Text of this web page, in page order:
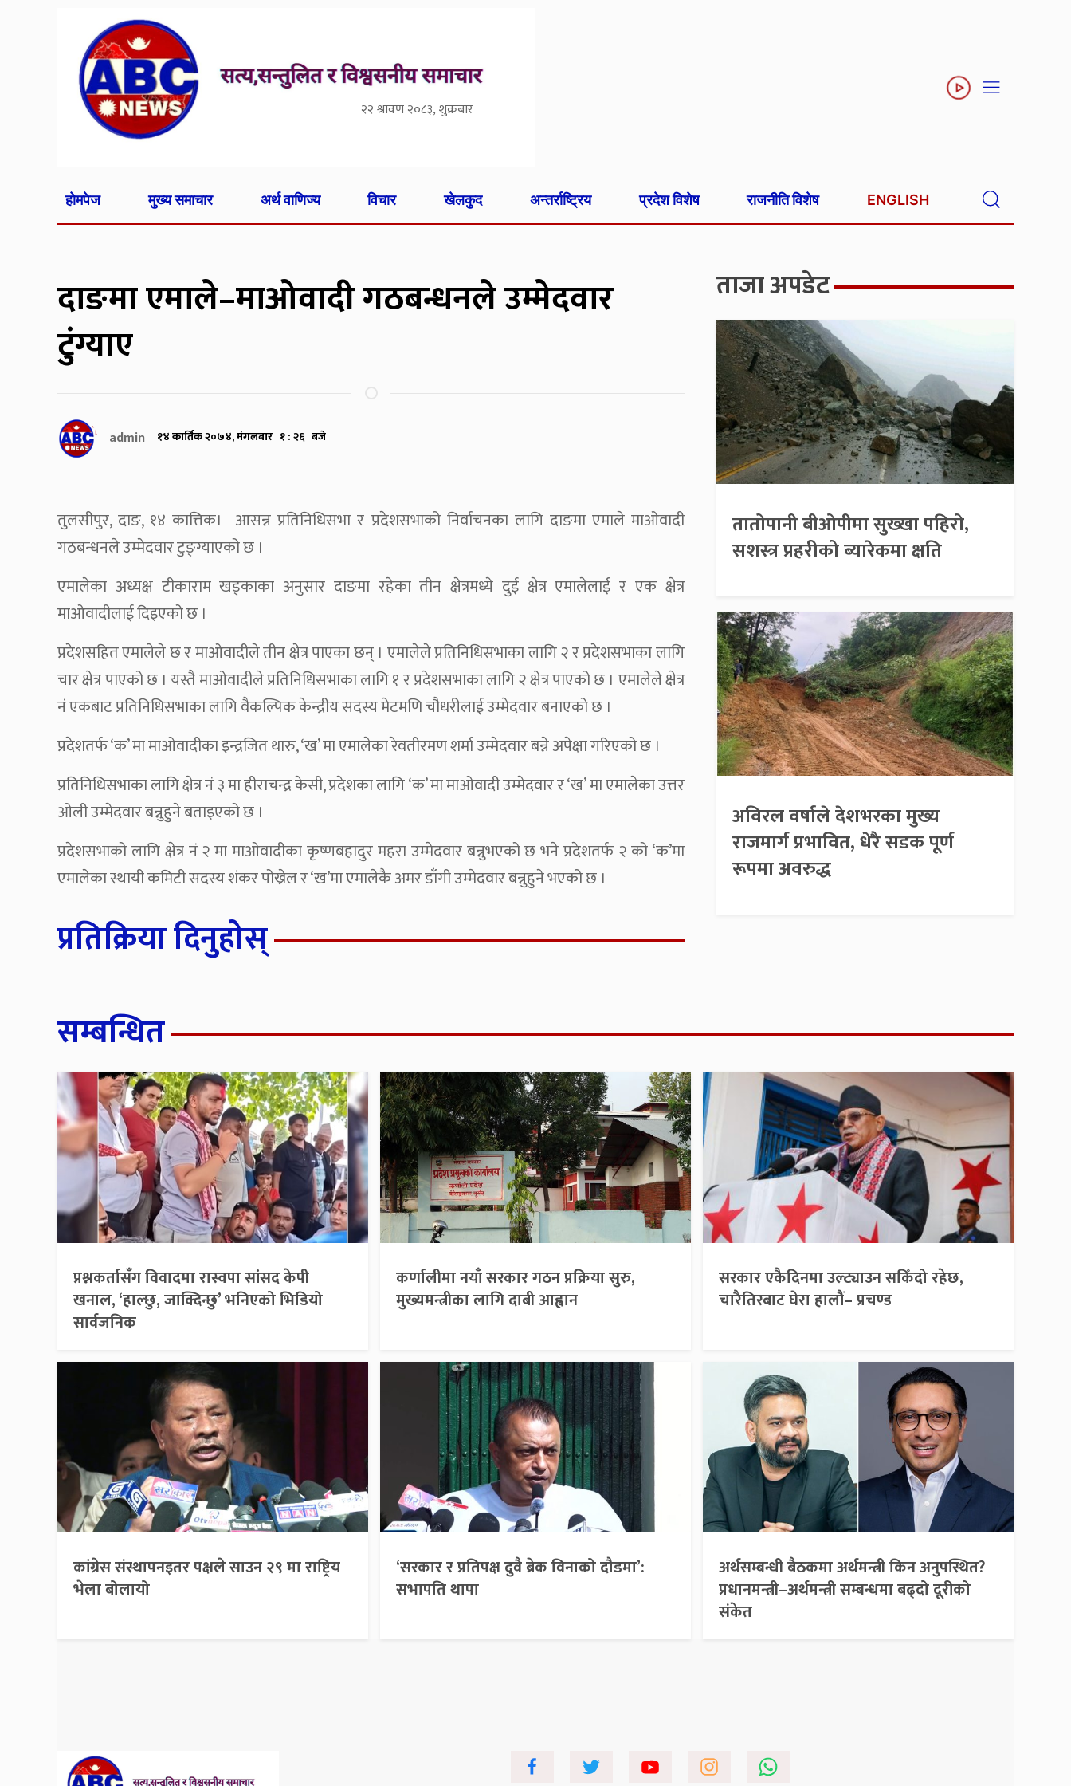
२२ श्रावण २०८३, शुक्रबार
होमपेज मुख्य समाचार अर्थ वाणिज्य विचार खेलकुद अन्तर्राष्ट्रिय प्रदेश विशेष राजनीति विशेष ENGLISH
दाङमा एमाले–माओवादी गठबन्धनले उम्मेदवार
टुंग्याए
admin १४ कार्तिक २०७४, मंगलबार १ : २६ बजे
तुलसीपुर, दाङ, १४ कात्तिक। आसन्न प्रतिनिधिसभा र प्रदेशसभाको निर्वाचनका लागि दाङमा एमाले माओवादी
गठबन्धनले उम्मेदवार टुङ्ग्याएको छ ।
एमालेका अध्यक्ष टीकाराम खड्काका अनुसार दाङमा रहेका तीन क्षेत्रमध्ये दुई क्षेत्र एमालेलाई र एक क्षेत्र
माओवादीलाई दिइएको छ ।
प्रदेशसहित एमालेले छ र माओवादीले तीन क्षेत्र पाएका छन् । एमालेले प्रतिनिधिसभाका लागि २ र प्रदेशसभाका लागि
चार क्षेत्र पाएको छ । यस्तै माओवादीले प्रतिनिधिसभाका लागि १ र प्रदेशसभाका लागि २ क्षेत्र पाएको छ । एमालेले क्षेत्र
नं एकबाट प्रतिनिधिसभाका लागि वैकल्पिक केन्द्रीय सदस्य मेटमणि चौधरीलाई उम्मेदवार बनाएको छ ।
प्रदेशतर्फ ‘क’ मा माओवादीका इन्द्रजित थारु, ‘ख’ मा एमालेका रेवतीरमण शर्मा उम्मेदवार बन्ने अपेक्षा गरिएको छ ।
प्रतिनिधिसभाका लागि क्षेत्र नं ३ मा हीराचन्द्र केसी, प्रदेशका लागि ‘क’ मा माओवादी उम्मेदवार र ‘ख’ मा एमालेका उत्तर
ओली उम्मेदवार बन्नुहुने बताइएको छ ।
प्रदेशसभाको लागि क्षेत्र नं २ मा माओवादीका कृष्णबहादुर महरा उम्मेदवार बन्नुभएको छ भने प्रदेशतर्फ २ को ‘क’मा
एमालेका स्थायी कमिटी सदस्य शंकर पोख्रेल र ‘ख’मा एमालेकै अमर डाँगी उम्मेदवार बन्नुहुने भएको छ ।
प्रतिक्रिया दिनुहोस्
ताजा अपडेट
तातोपानी बीओपीमा सुख्खा पहिरो,
सशस्त्र प्रहरीको ब्यारेकमा क्षति
अविरल वर्षाले देशभरका मुख्य
राजमार्ग प्रभावित, धेरै सडक पूर्ण
रूपमा अवरुद्ध
सम्बन्धित
प्रश्नकर्तासँग विवादमा रास्वपा सांसद केपी
खनाल, ‘हाल्छु, जाक्दिन्छु’ भनिएको भिडियो
सार्वजनिक
कर्णालीमा नयाँ सरकार गठन प्रक्रिया सुरु,
मुख्यमन्त्रीका लागि दाबी आह्वान
सरकार एकैदिनमा उल्ट्याउन सकिँदो रहेछ,
चारैतिरबाट घेरा हालौं– प्रचण्ड
कांग्रेस संस्थापनइतर पक्षले साउन २९ मा राष्ट्रिय
भेला बोलायो
‘सरकार र प्रतिपक्ष दुवै ब्रेक विनाको दौडमा’:
सभापति थापा
अर्थसम्बन्धी बैठकमा अर्थमन्त्री किन अनुपस्थित?
प्रधानमन्त्री–अर्थमन्त्री सम्बन्धमा बढ्दो दूरीको
संकेत